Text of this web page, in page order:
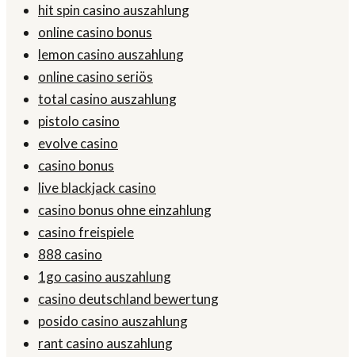
hit spin casino auszahlung
online casino bonus
lemon casino auszahlung
online casino seriös
total casino auszahlung
pistolo casino
evolve casino
casino bonus
live blackjack casino
casino bonus ohne einzahlung
casino freispiele
888 casino
1go casino auszahlung
casino deutschland bewertung
posido casino auszahlung
rant casino auszahlung